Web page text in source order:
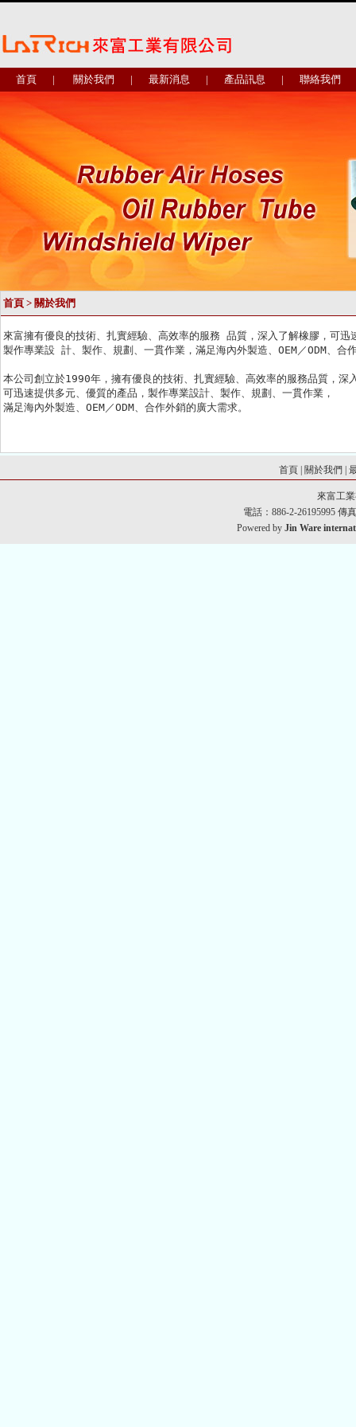
首頁 | 關於我們 | 最新消息 | 產品訊息 | 聯絡我們
首頁 > 關於我們
來富擁有優良的技術、扎實經驗、高效率的服務 品質，深入了解橡膠，可迅
製作專業設 計、製作、規劃、一貫作業，滿足海內外製造、OEM／ODM、合
本公司創立於1990年，擁有優良的技術、扎實經驗、高效率的服務品質，深
可迅速提供多元、優質的產品，製作專業設計、製作、規劃、一貫作業，
滿足海內外製造、OEM／ODM、合作外銷的廣大需求。
首頁 關於我們 |
來富工
電話：886-2-26195995 傳
Powered byJin Ware